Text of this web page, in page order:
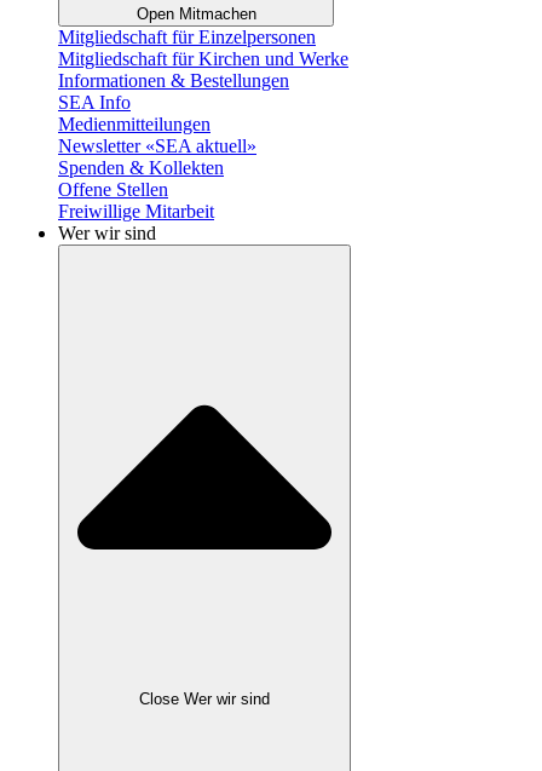
Open Mitmachen
Mitgliedschaft für Einzelpersonen
Mitgliedschaft für Kirchen und Werke
Informationen & Bestellungen
SEA Info
Medienmitteilungen
Newsletter «SEA aktuell»
Spenden & Kollekten
Offene Stellen
Freiwillige Mitarbeit
Wer wir sind
Close Wer wir sind